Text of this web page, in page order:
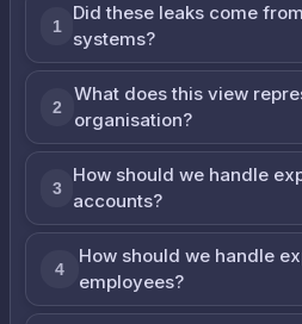
1
Did these leaks come
systems?
2
What does this view
organisation?
3
How should we handle
accounts?
4
How should we handle
employees?